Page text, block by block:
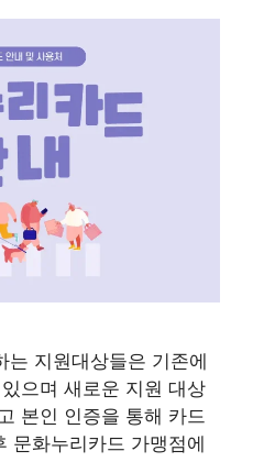
는 지원대상들은 기존에
으며 새로운 지원 대상
본인 인증을 통해 카드
문화누리카드 가맹점에